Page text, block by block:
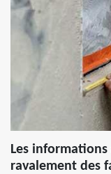
Les
ravalement des